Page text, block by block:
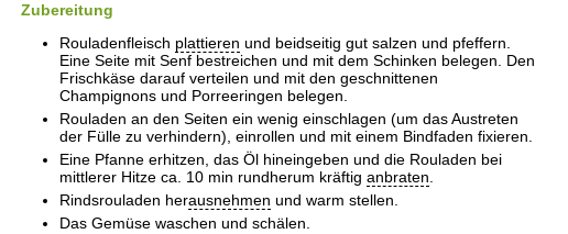
Zubereitung
Rouladenfleisch plattieren und beidseitig gut salzen und pfeffern.
Eine Seite mit Senf bestreichen und mit dem Schinken belegen. Den
Frischkäse darauf verteilen und mit den geschnittenen
Champignons und Porreeringen belegen.
Rouladen an den Seiten ein wenig einschlagen (um das Austreten
der Fülle zu verhindern), einrollen und mit einem Bindfaden fixieren.
Eine Pfanne erhitzen, das Öl hineingeben und die Rouladen bei
mittlerer Hitze ca. 10 min rundherum kräftiganbraten
Rindsrouladen herausnehmen und warm stellen.
Das Gemüse waschen und schälen.